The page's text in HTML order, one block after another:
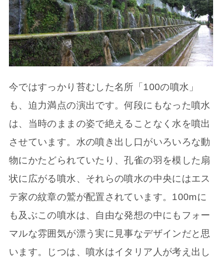
今ではすっかり苔むした名所「100の噴水」
も、迫力満点の演出です。何段にもなった噴水
は、当時のままの姿で絶えることなく水を噴出
させています。水の噴き出し口がいろいろな動
物にかたどられていたり、孔雀の羽を模した扇
状に広がる噴水、それらの噴水の中央にはエス
テ家の紋章の鷲が配置されています。100mに
も及ぶこの噴水は、自由な発想の中にもフォー
マルな雰囲気が漂う実に見事なデザインだと思
います。じつは、噴水はイタリア人が考え出し